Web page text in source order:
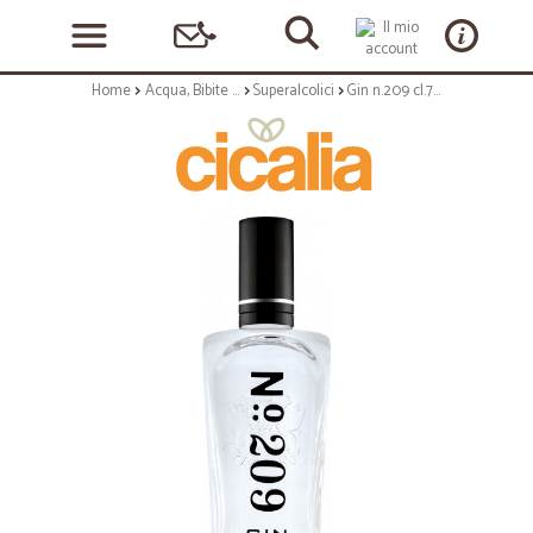
Home Acqua, Bibite e Alcolici Superalcolici Gin n.209 cl.70 imp. 46°